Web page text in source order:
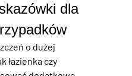
dla
o dużej
łazienka czy